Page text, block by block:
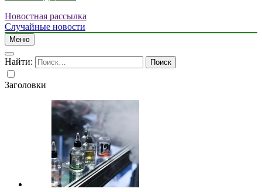
Новостная рассылка
Случайные новости
Меню
Найти:
Заголовки